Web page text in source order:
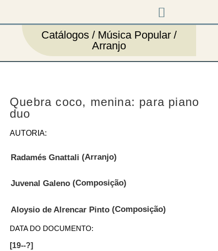
Catálogos / Música Popular /
Arranjo
Quebra coco, menina: para piano
duo
AUTORIA:
Radamés Gnattali (Arranjo)
Juvenal Galeno (Composição)
Aloysio de Alrencar Pinto (Composição)
DATA DO DOCUMENTO:
[19--?]